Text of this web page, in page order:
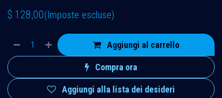
$ 128,00(Imposte escluse)
Aggiungi al carrello
Compra ora
Aggiungi alla lista dei desideri